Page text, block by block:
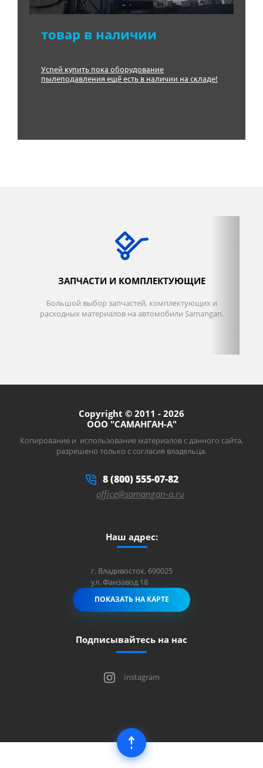
товар в наличии
Успей купить пока оборудование
пылеподавления ещё есть в наличии на складе!
ЗАПЧАСТИ И КОМПЛЕКТУЮЩИЕ
Большой выбор запчастей, комплектующих и
расходных материалов на автомобили Samangan.
Copyright © 2011 - 2026
OOO "САМАНГАН-А"
Копирование и использование материалов с данного сайта,
разрешено только с согласия владельца.
8 (800) 555-07-82
office@samangan-a.ru
Наш адрес:
г. Владивосток, 690025
ул. Фанзавод 18
ПОКАЗАТЬ НА КАРТЕ
Подписывайтесь на нас
Instagram